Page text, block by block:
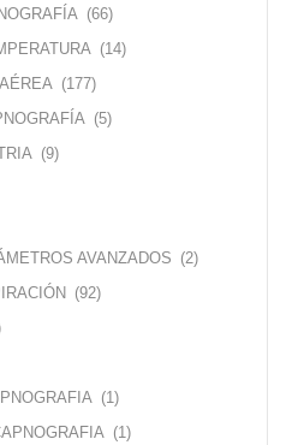
(66)
(14)
(177)
(5)
(9)
AVANZADOS
(2)
(92)
(1)
(1)